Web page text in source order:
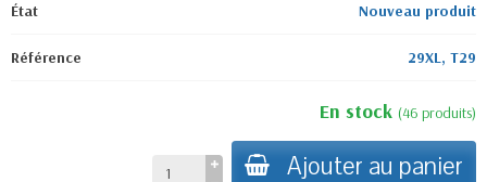
État Nouveau produit
Référence 29XL, T29
En stock (46 produits)
Ajouter au panier